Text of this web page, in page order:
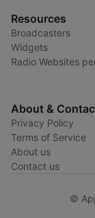
Resources
Broadcasters
Widgets
Radio Websites
About &
Privacy Policy
Terms of Service
About us
Contact us
©